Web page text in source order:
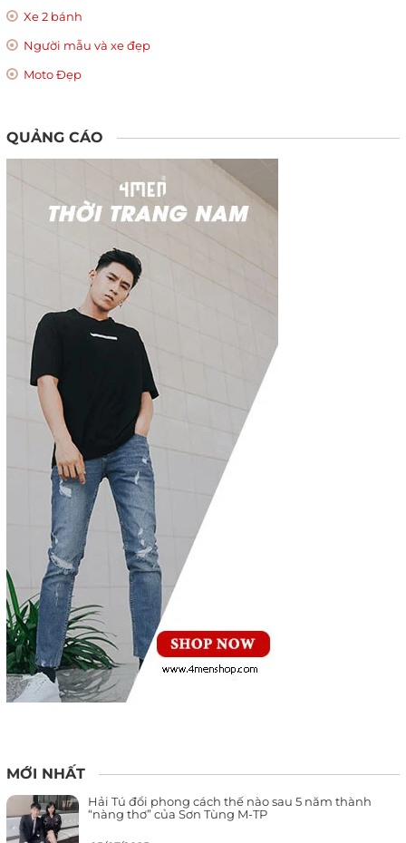
Xe 2 bánh
Người mẫu và xe đẹp
Moto Đẹp
QUẢNG CÁO
MỚI NHẤT
Hải Tú đổi phong cách thế nào sau 5 năm thành
“nàng thơ” của Sơn Tùng M-TP